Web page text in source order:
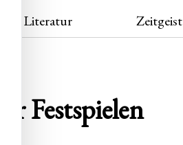
Literatur Zeitgeist
Festspielen